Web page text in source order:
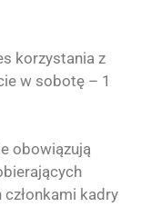
korzystania z
w sobotę – 1
obowiązują
kadry